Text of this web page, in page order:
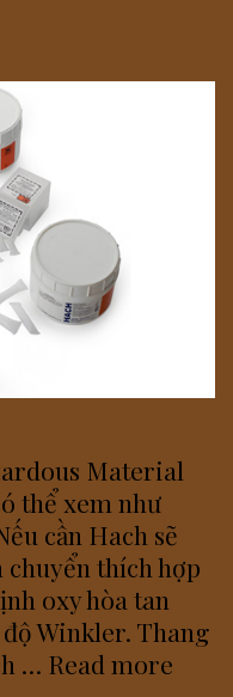
Material
thể xem như
cần Hach sẽ
chuyển thích hợp
oxy hòa tan
Winkler. Thang
… Read more